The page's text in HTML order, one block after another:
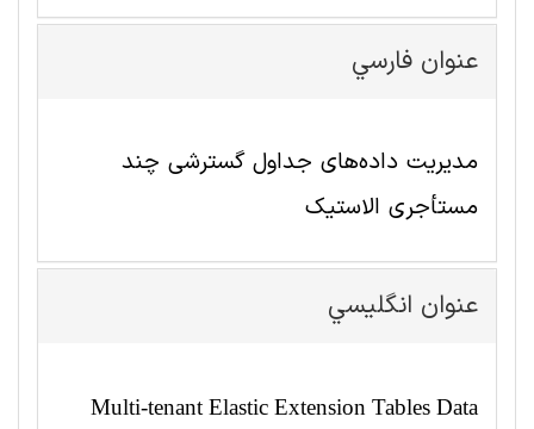
عنوان فارسي
مدیریت داده‌های جداول گسترشی چند
مستأجری الاستیک
عنوان انگليسي
Multi-tenant Elastic Extension Tables Data